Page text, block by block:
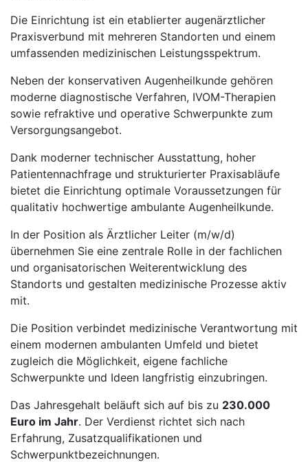
Die Einrichtung ist ein etablierter augenärztlicher
Praxisverbund mit mehreren Standorten und einem
umfassenden medizinischen Leistungsspektrum.
Neben der konservativen Augenheilkunde gehören
moderne diagnostische Verfahren, IVOM-Therapien
sowie refraktive und operative Schwerpunkte zum
Versorgungsangebot.
Dank moderner technischer Ausstattung, hoher
Patientennachfrage und strukturierter Praxisabläufe
bietet die Einrichtung optimale Voraussetzungen für
qualitativ hochwertige ambulante Augenheilkunde.
In der Position als Ärztlicher Leiter (m/w/d)
übernehmen Sie eine zentrale Rolle in der fachlichen
und organisatorischen Weiterentwicklung des
Standorts und gestalten medizinische Prozesse aktiv
mit.
Die Position verbindet medizinische Verantwortung mit
einem modernen ambulanten Umfeld und bietet
zugleich die Möglichkeit, eigene fachliche
Schwerpunkte und Ideen langfristig einzubringen.
Das Jahresgehalt beläuft sich auf bis zu 230.000
Euro im Jahr. Der Verdienst richtet sich nach
Erfahrung, Zusatzqualifikationen und
Schwerpunktbezeichnungen.